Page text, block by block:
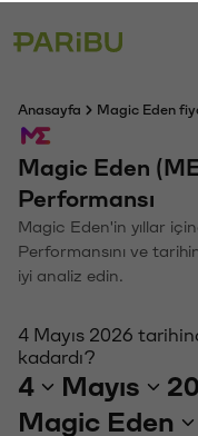
Anasayfa Magic Eden
Magic Eden
Performansı
Magic Eden'in yıllar
Performansını ve
iyi analiz edin.
4 Mayıs 2026
kadardı?
4 Mayıs
Magic Eden